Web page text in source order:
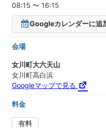
08:15 〜 16:15
Googleカレンダーに追
会場
女川町大六天山
女川町高白浜
Googleマップで見る
料金
有料